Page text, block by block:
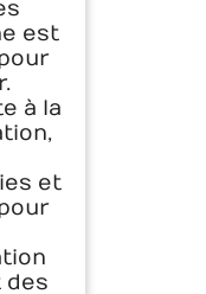
est
à la
et
des